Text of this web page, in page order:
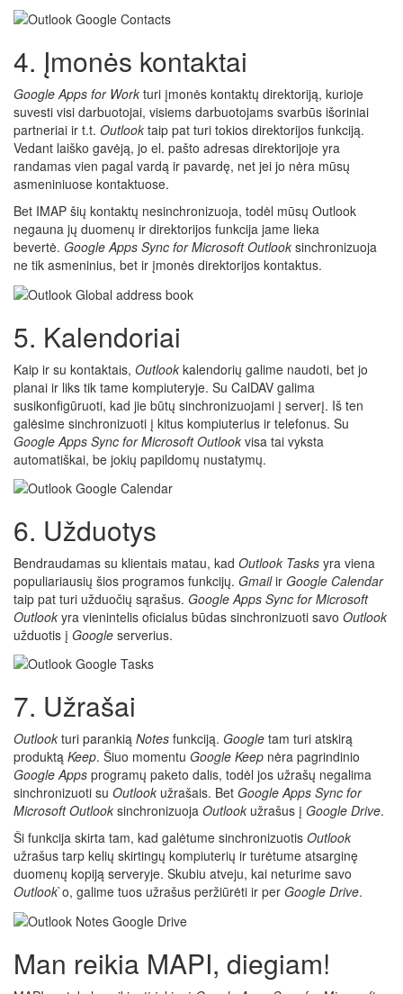
4. Įmonės kontaktai
Google Apps for Work turi įmonės kontaktų direktoriją, kurioje
suvesti visi darbuotojai, visiems darbuotojams svarbūs išoriniai
partneriai ir t.t. Outlook taip pat turi tokios direktorijos funkciją.
Vedant laiško gavėją, jo el. pašto adresas direktorijoje yra
randamas vien pagal vardą ir pavardę, net jei jo nėra mūsų
asmeniniuose kontaktuose.
Bet IMAP šių kontaktų nesinchronizuoja, todėl mūsų Outlook
negauna jų duomenų ir direktorijos funkcija jame lieka
bevertė. Google Apps Sync for Microsoft Outlook sinchronizuoja
ne tik asmeninius, bet ir įmonės direktorijos kontaktus.
5. Kalendoriai
Kaip ir su kontaktais, Outlook kalendorių galime naudoti, bet jo
planai ir liks tik tame kompiuteryje. Su CalDAV galima
susikonfigūruoti, kad jie būtų sinchronizuojami į serverį. Iš ten
galėsime sinchronizuoti į kitus kompiuterius ir telefonus. Su
Google Apps Sync for Microsoft Outlook visa tai vyksta
automatiškai, be jokių papildomų nustatymų.
6. Užduotys
Bendraudamas su klientais matau, kad Outlook Tasks yra viena
populiariausių šios programos funkcijų. Gmailir Google Calendar
taip pat turi užduočių sąrašus. Google Apps Sync for Microsoft
Outlook yra vienintelis oficialus būdas sinchronizuoti savo Outlook
užduotis į Google serverius.
7. Užrašai
Outlook turi parankią Notes funkciją. Google tam turi atskirą
produktą Keep. Šiuo momentu Google Keep nėra pagrindinio
Google Apps programų paketo dalis, todėl jos užrašų negalima
sinchronizuoti su Outlook užrašais. Bet Google Apps Sync for
Microsoft Outlook sinchronizuoja Outlook užrašus į Google Drive.
Ši funkcija skirta tam, kad galėtume sinchronizuotis Outlook
užrašus tarp kelių skirtingų kompiuterių ir turėtume atsarginę
duomenų kopiją serveryje. Skubiu atveju, kai neturime savo
Outlook`o, galime tuos užrašus peržiūrėti ir per Google Drive.
Man reikia MAPI, diegiam!